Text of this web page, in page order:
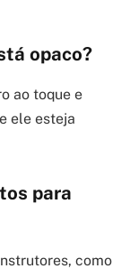
opaco?
ao toque e
ele esteja
para
como